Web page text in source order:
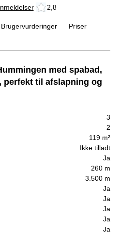
2,8
Brugervurderinger
Priser
med spabad,
til afslapning og
3
2
119 m²
Ikke tilladt
Ja
260 m
3.500 m
Ja
Ja
Ja
Ja
Ja